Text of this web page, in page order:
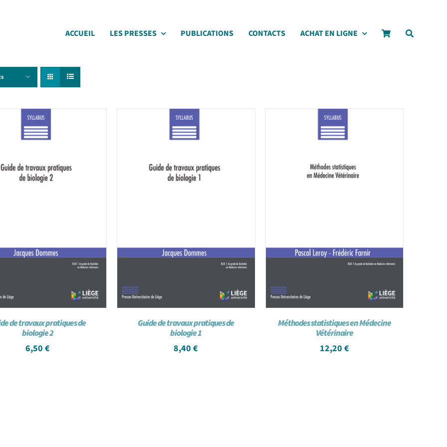
ACCUEIL LES PRESSES PUBLICATIONS CONTACTS ACHAT EN LIGNE
de travaux pratiques de
biologie 2
6,50 €
Guide de travaux pratiques de
biologie 1
8,40€
Méthodes statistiques en Médecine
Vétérinaire
12,20 €